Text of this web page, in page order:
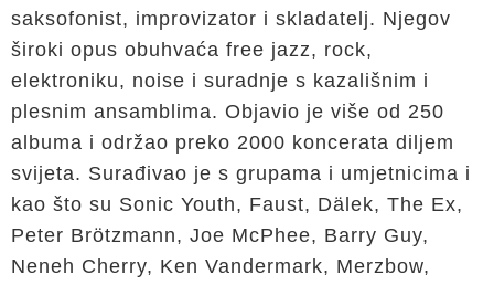
saksofonist, improvizator i skladatelj. Njegov
široki opus obuhvaća free jazz, rock,
elektroniku, noise i suradnje s kazališnim i
plesnim ansamblima. Objavio je više od 250
albuma i održao preko 2000 koncerata diljem
svijeta. Surađivao je s grupama i umjetnicima i
kao što su Sonic Youth, Faust, Dälek, The Ex,
Peter Brötzmann, Joe McPhee, Barry Guy,
Neneh Cherry, Ken Vandermark, Merzbow,